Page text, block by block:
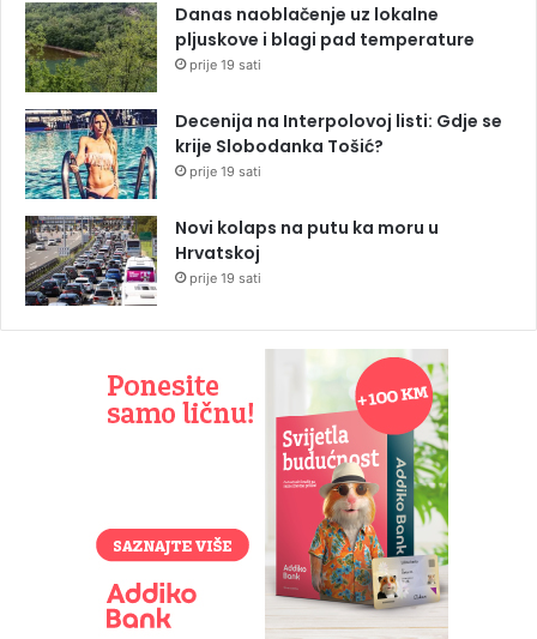
Danas naoblačenje uz lokalne
pljuskove i blagi pad temperature
prije 19 sati
Decenija na Interpolovoj listi: Gdje se
krije Slobodanka Tošić?
prije 19 sati
Novi kolaps na putu ka moru u
Hrvatskoj
prije 19 sati